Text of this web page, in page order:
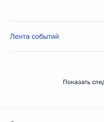
Лента событий
Показать